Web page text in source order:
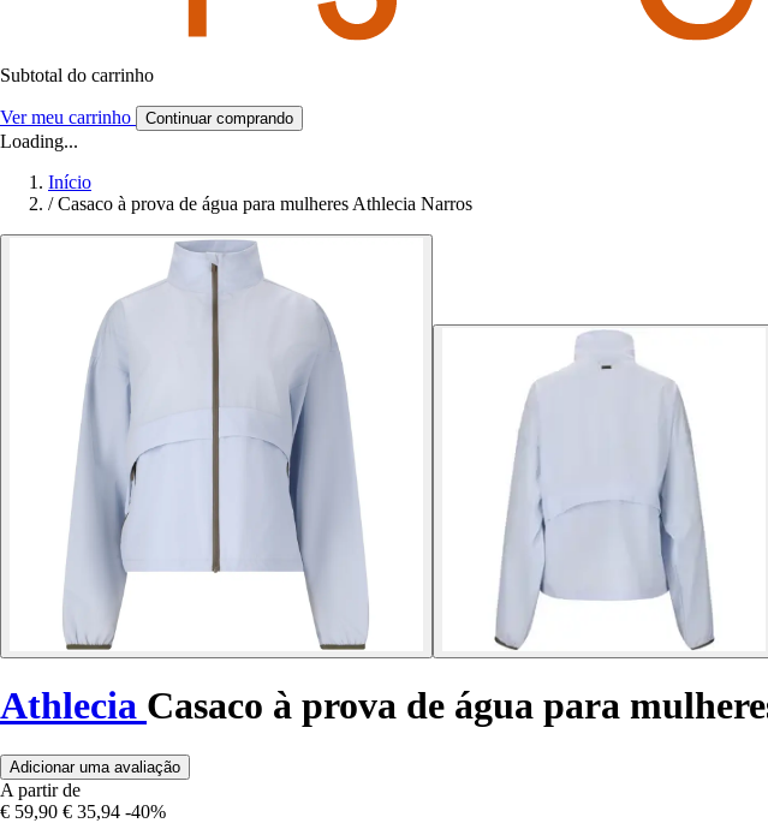
Subtotal do carrinho
Ver meu carrinho Continuar comprando
Loading...
Início
/ Casaco à prova de água para mulheres Athlecia Narros
Athlecia Casaco à prova de água para
Adicionar uma avaliação
A partir de
€ 59,90 € 35,94 -40%